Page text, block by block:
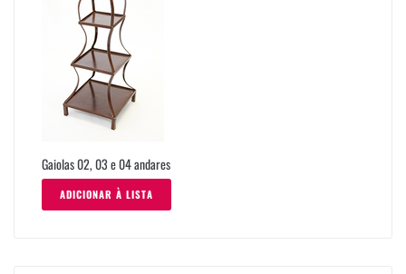
Gaiolas 02, 03 e 04 andares
ADICIONAR À LISTA